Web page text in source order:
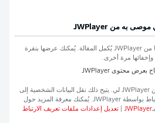
موصى به من JWPlayer
منJWPlayer يُكمل المقالة. يُمكنك عرضها بنقرة
وإخفائها مرة أخرى.
بعرض محتوىJWPlayer
JWPlayer لي. يتيح ذلك نقل البيانات الشخصية إلى
بواسطةJWPlayer. يُمكنك معرفة المزيد حول
JWPlayer تعديل إعدادات ملفات تعريف الارتباط